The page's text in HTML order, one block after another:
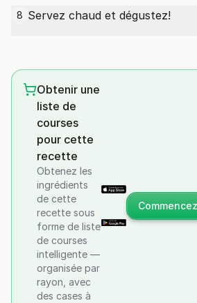
8 Servez chaud et dégustez!
Obtenir une
liste de
courses
pour cette
recette
Obtenez les
ingrédients
de cette
recette sous
forme de liste
de courses
intelligente —
organisée par
rayon, avec
des cases à